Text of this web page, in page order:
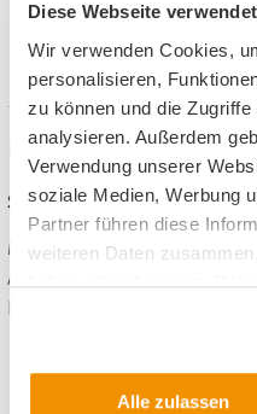
Diese Webseite
Wir verwenden Cookies,
personalisieren,
zu können und die
analysieren. Außerdem
Verwendung unserer
soziale Medien, Werbung
Partner führen diese
weiteren Daten
haben oder die sie im
Alle zulassen
Eishockey -
Sport, 5. bis 8. Klasse
Materialien für das
Arbeitsblätter, 5 Seiten,
Robert Oehlert, Dein
Material auf